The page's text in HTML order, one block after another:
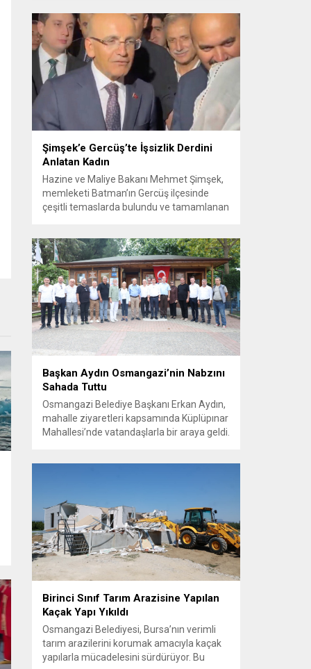
milletvekilleri arasında sözlü gerilim
yaşandı, daha sonra fiziksel arbede çıktı.
Görüşme sırasında İyi Parti ile MHP
milletvekilleri arasında söz düellosu
başladı; taraflar birbirlerini sert ifadelerle
eleştirdi. Tartışma...
Şimşek’e Gercüş’te İşsizlik Derdini
Anlatan Kadın
Hazine ve Maliye Bakanı Mehmet Şimşek,
memleketi Batman’ın Gercüş ilçesinde
çeşitli temaslarda bulundu ve tamamlanan
esnada bir yaşlı kadının çocuklarının
işsizliğine dair yakınmasını dinledi. Kadının
dertlerini Kürtçe olarak doğrudan Bakan
Şimşek’e aktarması, orada bulunanların
ilgisini çekti. Şimşek ise samimi bir...
Başkan Aydın Osmangazi’nin Nabzını
Sahada Tuttu
Osmangazi Belediye Başkanı Erkan Aydın,
mahalle ziyaretleri kapsamında Küplüpınar
Mahallesi’nde vatandaşlarla bir araya geldi.
vatandaşlarla güçlü ve doğrudan iletişim
kurmaya öncelik veren Osmangazi
Belediye Başkanı Erkan Aydın, sosyal
belediyecilik...
Birinci Sınıf Tarım Arazisine Yapılan
Kaçak Yapı Yıkıldı
Osmangazi Belediyesi, Bursa’nın verimli
tarım arazilerini korumak amacıyla kaçak
yapılarla mücadelesini sürdürüyor. Bu